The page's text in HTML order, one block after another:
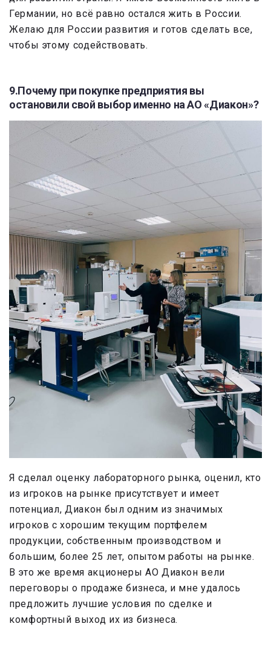
Германии, но всё равно остался жить в России.
Желаю для России развития и готов сделать все,
чтобы этому содействовать.
9.Почему при покупке предприятия вы
остановили свой выбор именно на АО «Диакон»?
Я сделал оценку лабораторного рынка, оценил, кто
из игроков на рынке присутствует и имеет
потенциал, Диакон был одним из значимых
игроков с хорошим текущим портфелем
продукции, собственным производством и
большим, более 25 лет, опытом работы на рынке.
В это же время акционеры АО Диакон вели
переговоры о продаже бизнеса, и мне удалось
предложить лучшие условия по сделке и
комфортный выход их из бизнеса.